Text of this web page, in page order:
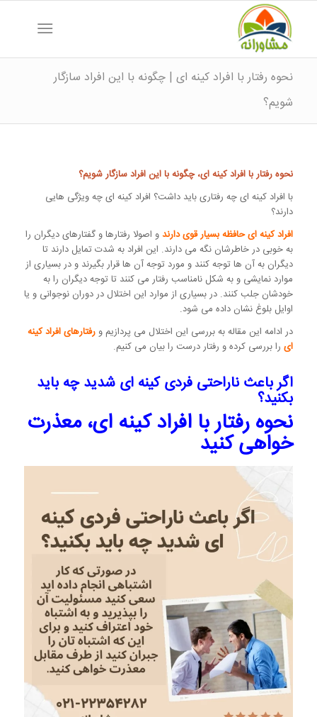
نحوه رفتار با افراد کینه ای | چگونه با این افراد سازگار
شویم؟
نحوه رفتار با افراد کینه ای، چگونه با این افراد سازگار شویم؟
با افراد کینه ای چه رفتاری باید داشت؟ افراد کینه ای چه ویژگی هایی
دارند؟
افراد کینه ای حافظه بسیار قوی دارندو اصولا رفتارها و گفتارهای دیگران را
به خوبی در خاطرشان نگه می دارند. این افراد به شدت تمایل دارند تا
دیگران به آن ها توجه کنند و مورد توجه آن ها قرار بگیرند و در بسیاری از
موارد نمایشی و به شکل نامناسب رفتار می کنند تا توجه دیگران را به
خودشان جلب کنند. در بسیاری از موارد این اختلال در دوران نوجوانی و یا
اوایل بلوغ نشان داده می شود.
در ادامه این مقاله به بررسی این اختلال می پردازیم و رفتارهای افراد کینه
ایرا بررسی کرده و رفتار درست را بیان می کنیم.
اگر باعث ناراحتی فردی کینه ای شدید چه باید
بکنید؟
نحوه رفتار با افراد کینه ای، معذرت
خواهی کنید